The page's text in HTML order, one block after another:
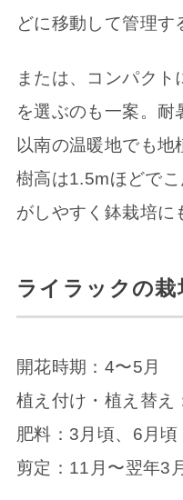
どに移動して管理す
または、コンパクト
を選ぶのも一案。耐
以南の温暖地でも地
樹高は1.5mほどで
がしやすく鉢栽培に
ライラックの
開花時期：4〜5月
植え付け・植え替え
肥料：3月頃、6月頃
剪定：11月〜翌年3月